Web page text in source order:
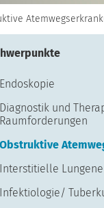
Endoskopie
Diagnostik und
Raumforderungen
Obstruktive
Interstitielle
Infektiologie/